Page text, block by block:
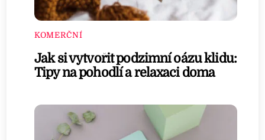
KOMERČNÍ
Jak si vytvořit podzimní oázu klidu:
Tipy na pohodlí a relaxaci doma